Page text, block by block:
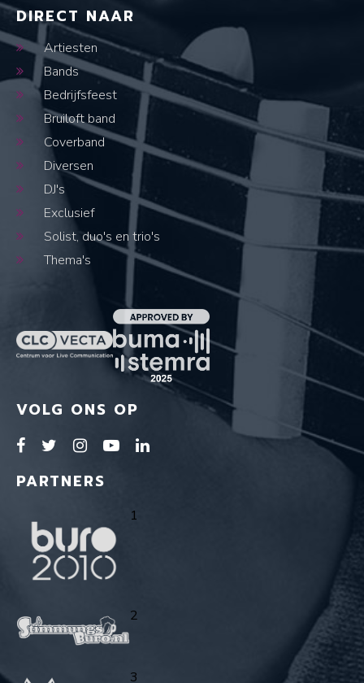
DIRECT NAAR
Artiesten
Bands
Bedrijfsfeest
Bruiloft band
Coverband
Diversen
DJ's
Exclusief
Solist, duo's en trio's
Thema's
VOLG ONS OP
PARTNERS
1
2
3